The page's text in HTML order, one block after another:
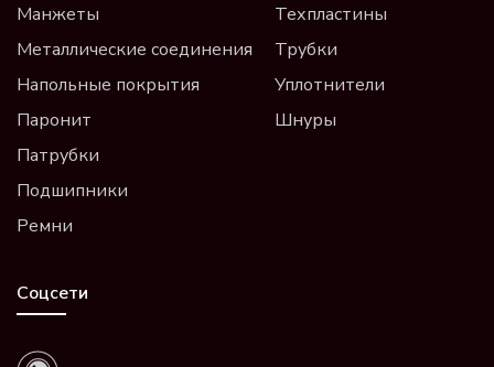
Манжеты
Металлические соединения
Напольные покрытия
Паронит
Патрубки
Подшипники
Ремни
Техпластины
Трубки
Уплотнители
Шнуры
Соцсети